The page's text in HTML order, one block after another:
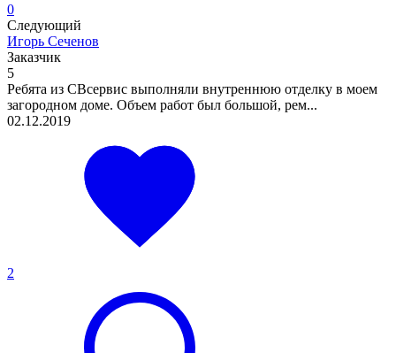
0
Следующий
Игорь Сеченов
Заказчик
5
Ребята из СВсервис выполняли внутреннюю отделку в моем
загородном доме. Объем работ был большой, рем...
02.12.2019
2